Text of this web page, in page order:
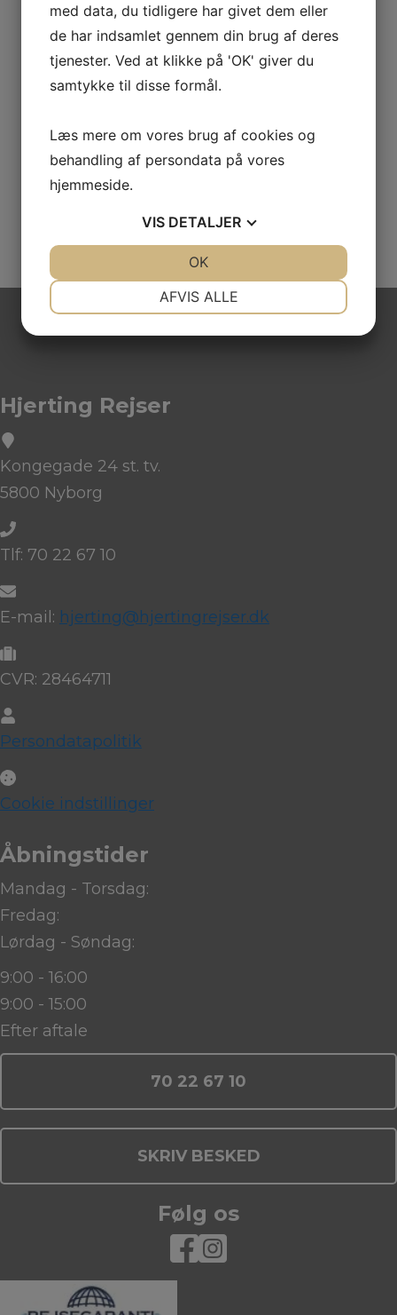
Hjerting Rejser
Kongegade 24 st. tv.
5800 Nyborg
Tlf: 70 22 67 10
E-mail: hjerting@hjertingrejser.dk
CVR: 28464711
Persondatapolitik
Cookie indstillinger
Åbningstider
Mandag - Torsdag:
Fredag:
Lørdag - Søndag:
9:00 - 16:00
9:00 - 15:00
Efter aftale
70 22 67 10
SKRIV BESKED
Følg os
med data, du tidligere har givet dem eller
de har indsamlet gennem din brug af deres
tjenester. Ved at klikke på 'OK' giver du
samtykke til disse formål.
Læs mere om vores brug af cookies og
behandling af persondata på vores
hjemmeside.
VIS DETALJER
AFVIS ALLE
OK